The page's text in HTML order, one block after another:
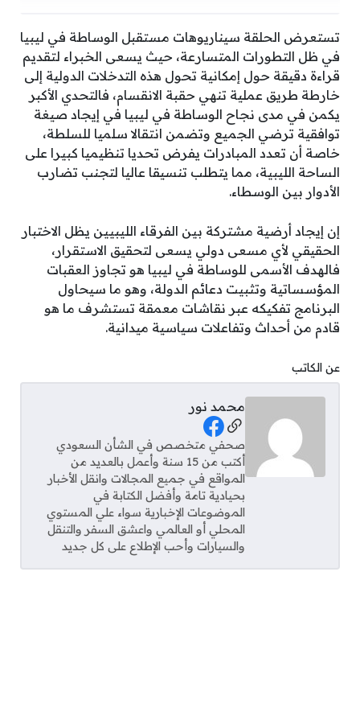
تستعرض الحلقة سيناريوهات مستقبل الوساطة في ليبيا
في ظل التطورات المتسارعة، حيث يسعى الخبراء لتقديم
قراءة دقيقة حول إمكانية تحول هذه التدخلات الدولية إلى
خارطة طريق عملية تنهي حقبة الانقسام، فالتحدي الأكبر
يكمن في مدى نجاح الوساطة في ليبيا في إيجاد صيغة
توافقية ترضي الجميع وتضمن انتقالا سلميا للسلطة،
خاصة أن تعدد المبادرات يفرض تحديا تنظيميا كبيرا على
الساحة الليبية، مما يتطلب تنسيقا عاليا لتجنب تضارب
الأدوار بين الوسطاء.
إن إيجاد أرضية مشتركة بين الفرقاء الليبيين يظل الاختبار
الحقيقي لأي مسعى دولي يسعى لتحقيق الاستقرار،
فالهدف الأسمى للوساطة في ليبيا هو تجاوز العقبات
المؤسساتية وتثبيت دعائم الدولة، وهو ما سيحاول
البرنامج تفكيكه عبر نقاشات معمقة تستشرف ما هو
قادم من أحداث وتفاعلات سياسية ميدانية.
عن الكاتب
محمد نور
Social Links
صحفي متخصص في الشأن السعودي
أكتب من 15 سنة وأعمل بالعديد من
المواقع في جميع المجالات وانقل الأخبار
بحيادية تامة وأفضل الكتابة في
الموضوعات الإخبارية سواء علي المستوي
المحلي أو العالمي واعشق السفر والتنقل
والسيارات وأحب الإطلاع على كل جديد